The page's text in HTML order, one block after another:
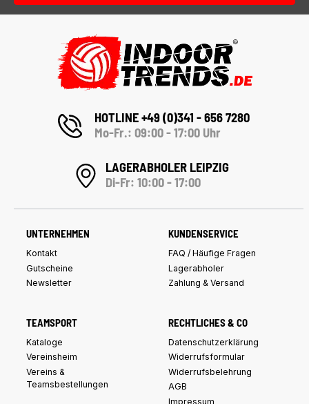
HOTLINE +49 (0)341 - 656 7280
Mo-Fr.: 09:00 - 17:00 Uhr
LAGERABHOLER LEIPZIG
Di-Fr: 10:00 - 17:00
UNTERNEHMEN
Kontakt
Gutscheine
Newsletter
KUNDENSERVICE
FAQ / Häufige Fragen
Lagerabholer
Zahlung & Versand
TEAMSPORT
Kataloge
Vereinsheim
Vereins &
Teamsbestellungen
RECHTLICHES & CO
Datenschutzerklärung
Widerrufsformular
Widerrufsbelehrung
AGB
Impressum